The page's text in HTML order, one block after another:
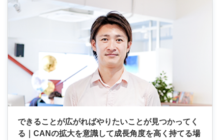
できることが広がればやりたいことが見つかってく
る｜CANの拡大を意識して成長角度を高く持てる場